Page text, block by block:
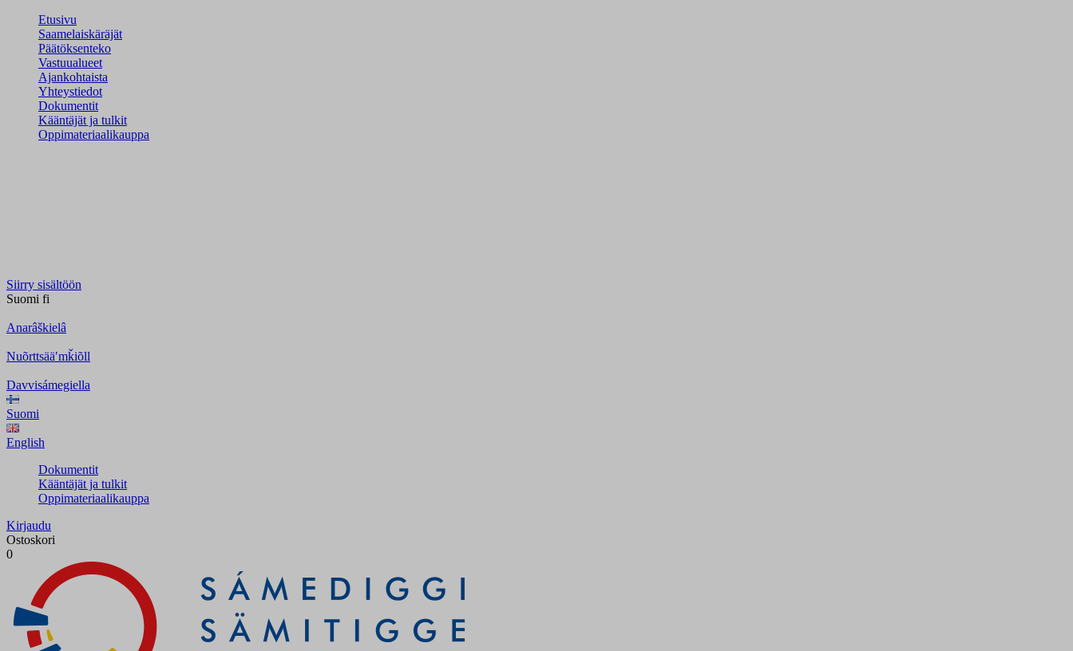
Etusivu
Saamelaiskäräjät
Päätöksenteko
Vastuualueet
Ajankohtaista
Yhteystiedot
Dokumentit
Kääntäjät ja tulkit
Oppimateriaalikauppa
Siirry sisältöön
Suomi fi
Anarâškielâ
Nuõrttsääʹmǩiõll
Davvisámegiella
Suomi
English
Dokumentit
Kääntäjät ja tulkit
Oppimateriaalikauppa
Kirjaudu
Ostoskori
0